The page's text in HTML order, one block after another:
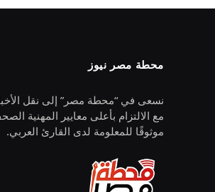
محطة مصر نيوز
نسعى في “محطة مصر” إلى نقل
مع الالتزام بأعلى معايير المهنية
موثوقًا للمعلومة لدى القارئ العربي.